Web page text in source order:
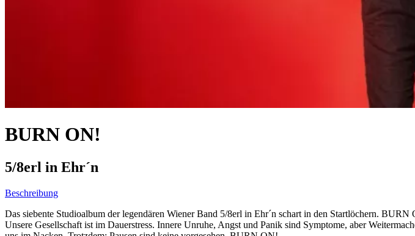
BURN ON!
5/8erl in Ehr´n
Beschreibung
Das siebente Studioalbum der legendären Wiener Band 5/8erl in Ehr´n schart in den Startlöchern.
Unsere Gesellschaft ist im Dauerstress. Innere Unruhe, Angst und Panik sind Symptome, aber